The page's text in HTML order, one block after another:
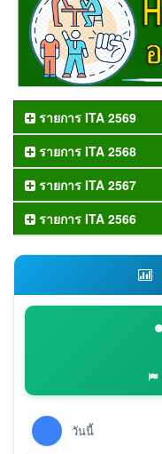
รายการ ITA 2569
รายการ ITA 2568
รายการ ITA 2567
รายการ ITA 2566
วันนี้